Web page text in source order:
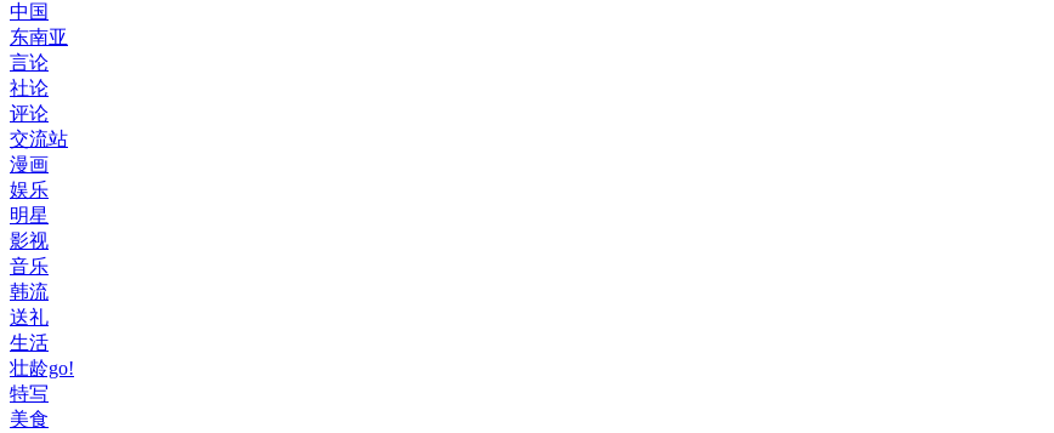
中国
东南亚
言论
社论
评论
交流站
漫画
娱乐
明星
影视
音乐
韩流
送礼
生活
壮龄go!
特写
美食